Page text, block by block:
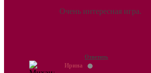
Очень интересная игра.
Ответить
Ирина